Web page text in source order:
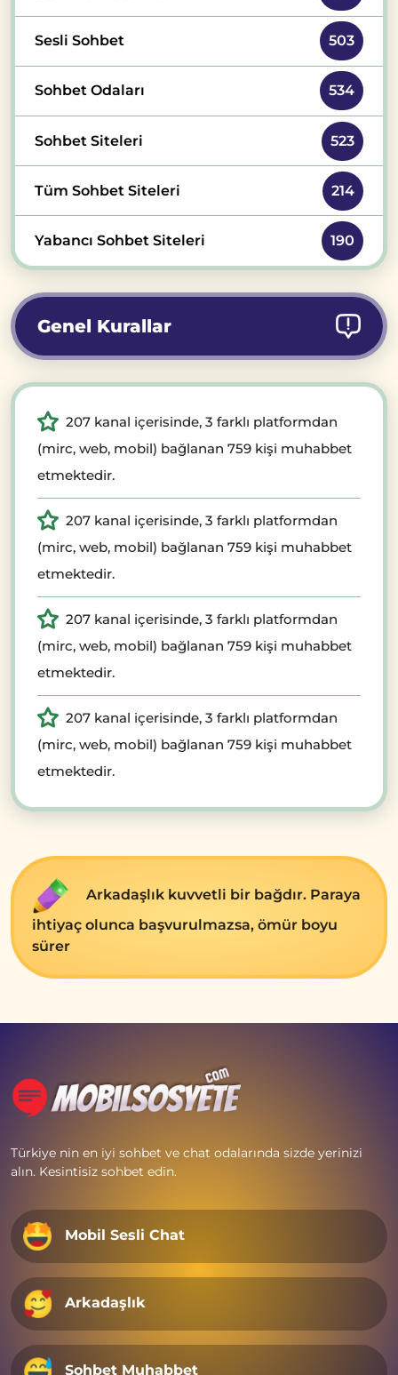
Sesli Sohbet 503
Sohbet Odaları 534
Sohbet Siteleri 523
Tüm Sohbet Siteleri 214
Yabancı Sohbet Siteleri 190
Genel Kurallar
207 kanal içerisinde, 3 farklı platformdan
(mirc, web, mobil) bağlanan 759 kişi muhabbet
etmektedir.
207 kanal içerisinde, 3 farklı platformdan
(mirc, web, mobil) bağlanan 759 kişi muhabbet
etmektedir.
207 kanal içerisinde, 3 farklı platformdan
(mirc, web, mobil) bağlanan 759 kişi muhabbet
etmektedir.
207 kanal içerisinde, 3 farklı platformdan
(mirc, web, mobil) bağlanan 759 kişi muhabbet
etmektedir.
Arkadaşlık kuvvеtli bir bağdır. Paraya
ihtiyaç olunca başvurulmazsa, ömür boyu
sürеr
Türkiye nin en iyi sohbet ve chat odalarında sizde yerinizi
alın. Kesintisiz sohbet edin.
Mobil Sesli Chat
Arkadaşlık
Sohbet Muhabbet